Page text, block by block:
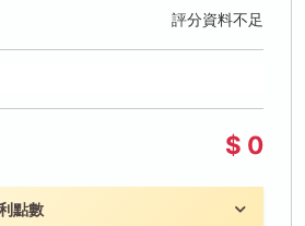
評分資料不足
$ 0
點數